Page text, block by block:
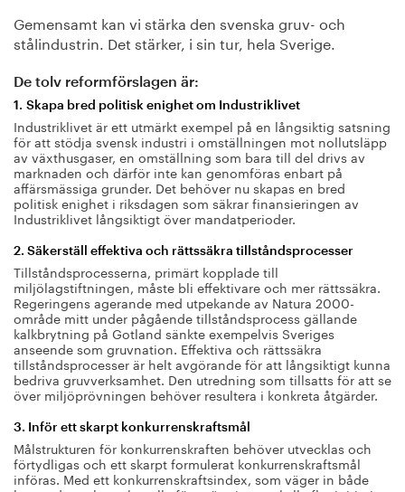
Gemensamt kan vi stärka den svenska gruv- och
stålindustrin. Det stärker, i sin tur, hela Sverige.
De tolv reformförslagen är:
1. Skapa bred politisk enighet om Industriklivet
Industriklivet är ett utmärkt exempel på en långsiktig satsning
för att stödja svensk industri i omställningen mot nollutsläpp
av växthusgaser, en omställning som bara till del drivs av
marknaden och därför inte kan genomföras enbart på
affärsmässiga grunder. Det behöver nu skapas en bred
politisk enighet i riksdagen som säkrar finansieringen av
Industriklivet långsiktigt över mandatperioder.
2. Säkerställ effektiva och rättssäkra tillståndsprocesser
Tillståndsprocesserna, primärt kopplade till
miljölagstiftningen, måste bli effektivare och mer rättssäkra.
Regeringens agerande med utpekande av Natura 2000-
område mitt under pågående tillståndsprocess gällande
kalkbrytning på Gotland sänkte exempelvis Sveriges
anseende som gruvnation. Effektiva och rättssäkra
tillståndsprocesser är helt avgörande för att långsiktigt kunna
bedriva gruvverksamhet. Den utredning som tillsatts för att se
över miljöprövningen behöver resultera i konkreta åtgärder.
3. Inför ett skarpt konkurrenskraftsmål
Målstrukturen för konkurrenskraften behöver utvecklas och
förtydligas och ett skarpt formulerat konkurrenskraftsmål
införas. Med ett konkurrenskraftsindex, som väger in både